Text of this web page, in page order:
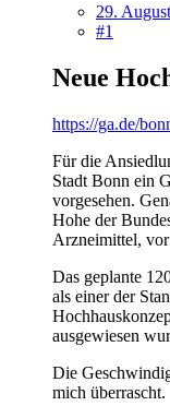
29.
#1
Neue
https://ga.de/
Für die
Stadt Bonn ein
vorgesehen.
Hohe der
Arzneimittel,
Das geplante
als einer der
ausgewiesen
Die
mich überrascht.